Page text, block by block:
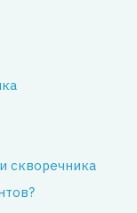
скворечника